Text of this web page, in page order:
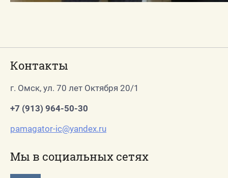
Контакты
г. Омск, ул. 70 лет Октября 20/1
+7 (913) 964-50-30
pamagator-ic@yandex.ru
Мы в социальных сетях